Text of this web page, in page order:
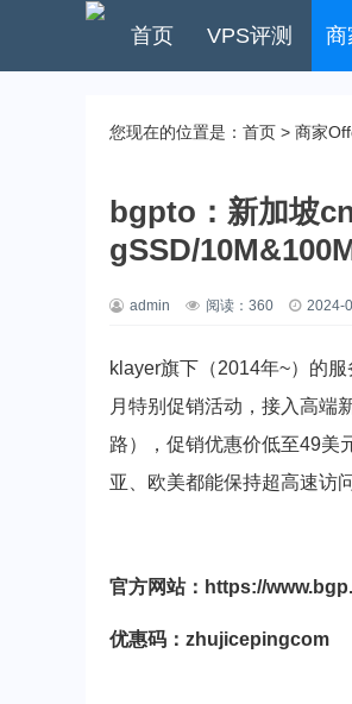
首页 VPS评测 商
您现在的位置是： 首页 > 商家
bgpto：新加坡
gSSD/
admin 阅读： 360 2024-
klayer旗下（2014年~）的
月特别促销活动，接入高端
路），促销优惠价低至49美
亚、欧美都能保持超高速访问
官方网站：https://
优惠码：zhujicepingcom